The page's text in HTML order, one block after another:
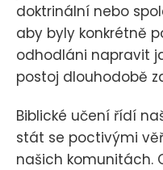
doktrinální nebo
aby byly konkrétně
odhodláni napravit
postoj dlouhodobě
Biblické učení řídí
stát se poctivými
našich komunitách.